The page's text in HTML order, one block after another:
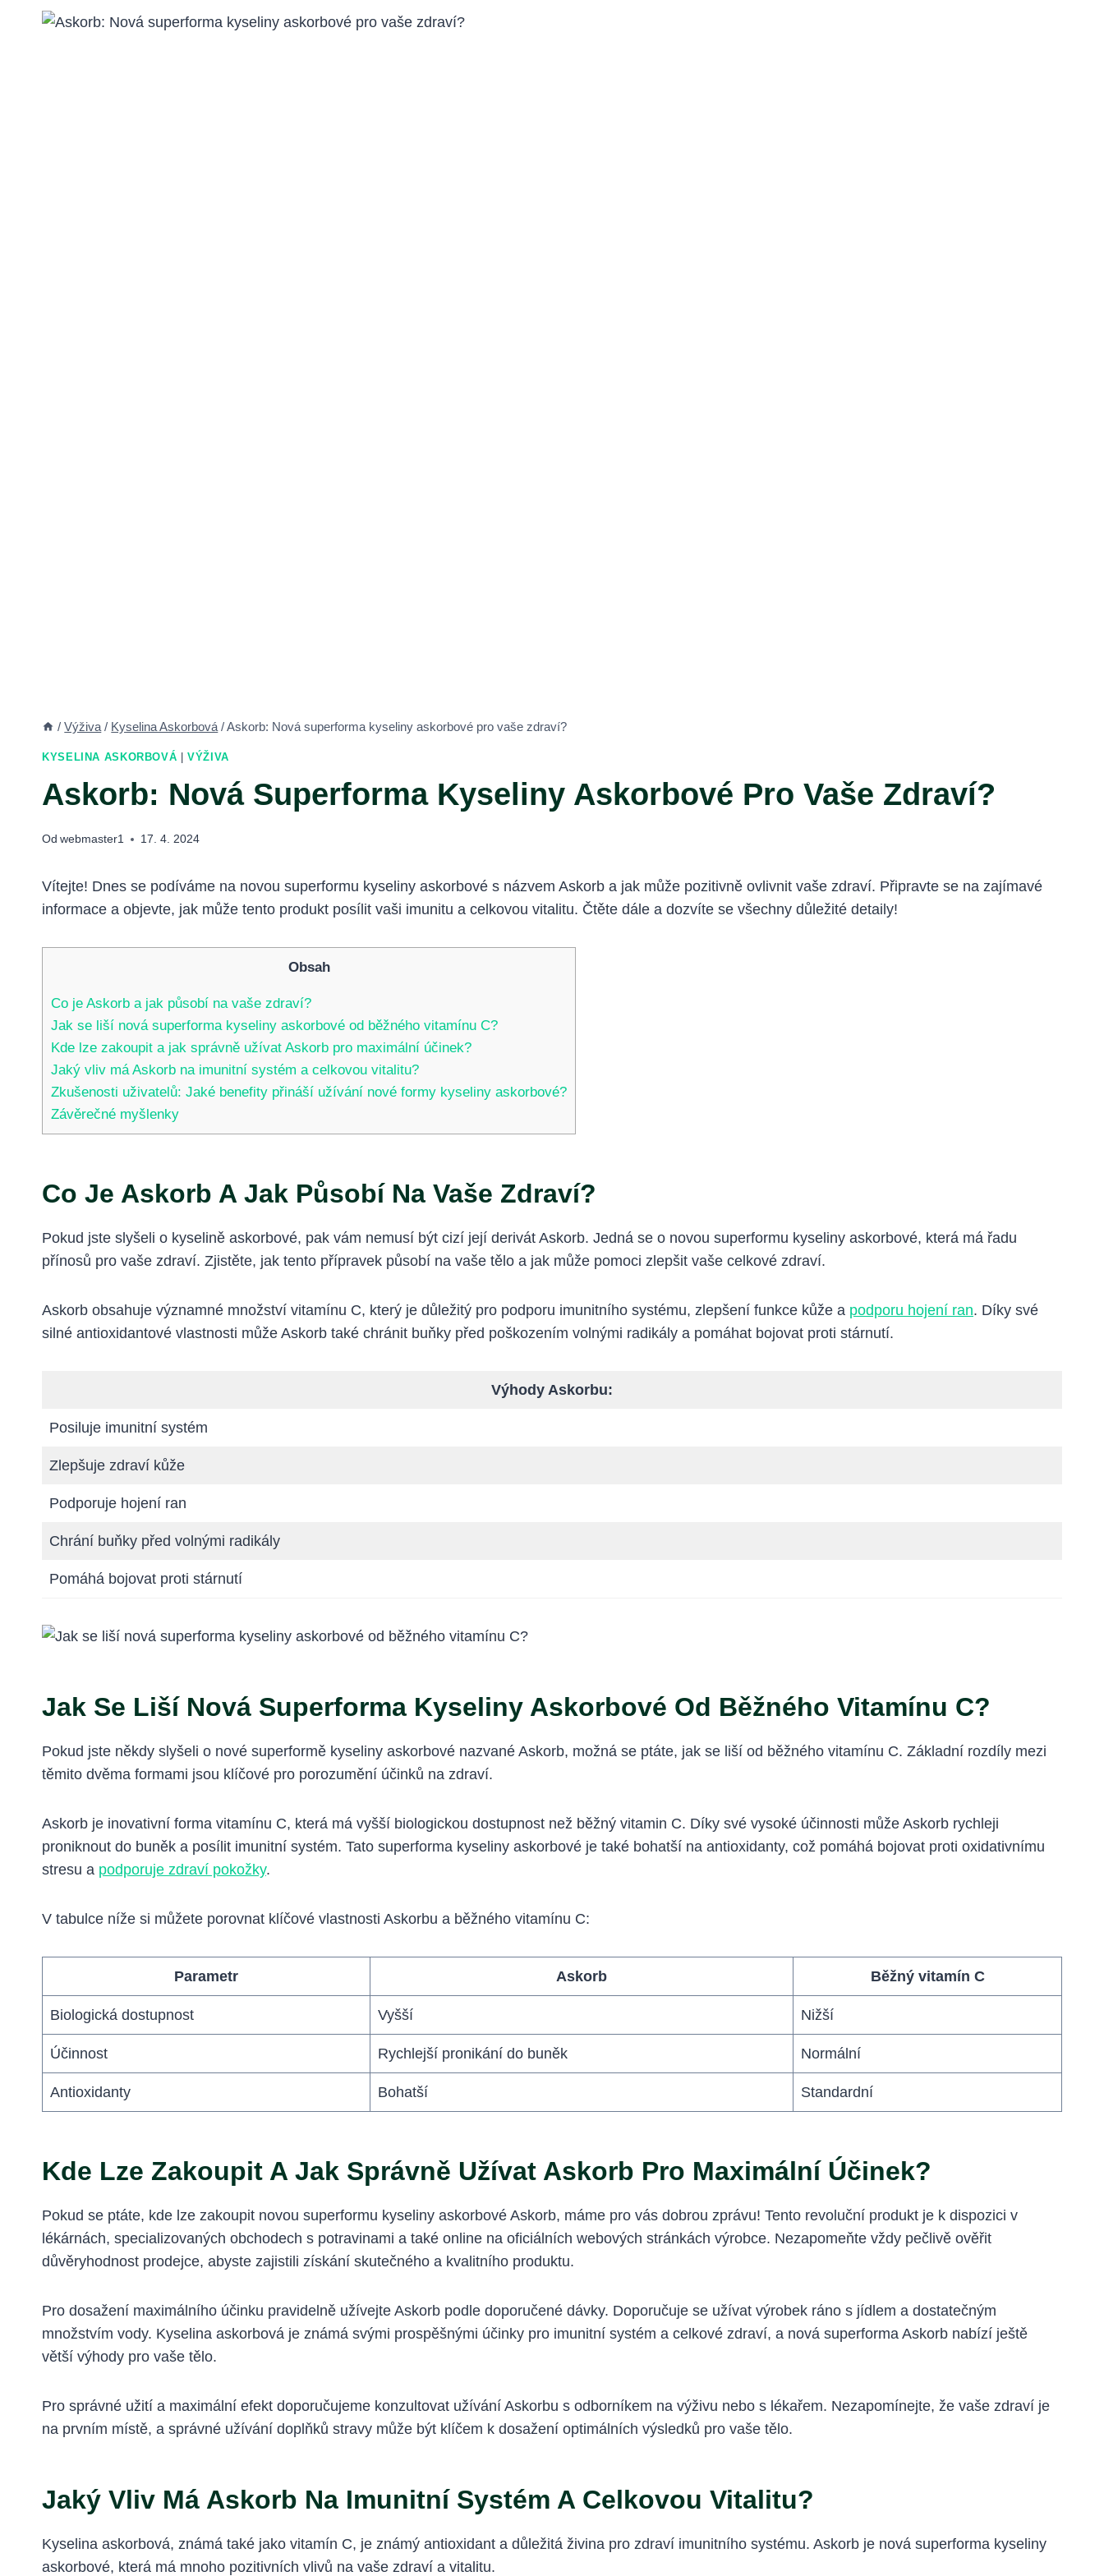
/ Výživa / Kyselina Askorbová /Askorb: Nová superforma kyseliny askorbové pro vaše zdraví?
KYSELINA ASKORBOVÁ |VÝŽIVA
Askorb: Nová Superforma Kyseliny Askorbové Pro Vaše Zdraví?
Od webmaster1 17. 4. 2024
Vítejte! Dnes se podíváme na novou superformu kyseliny askorbové s názvem Askorb a jak může pozitivně ovlivnit vaše zdraví. Připravte se na zajímavé
informace a objevte, jak může tento produkt posílit vaši imunitu a celkovou vitalitu. Čtěte dále a dozvíte se všechny důležité detaily!
Obsah
Co je Askorb a jak působí na vaše zdraví?
Jak se liší nová superforma kyseliny askorbové od běžného vitamínu C?
Kde lze zakoupit a jak správně užívat Askorb pro maximální účinek?
Jaký vliv má Askorb na imunitní systém a celkovou vitalitu?
Zkušenosti uživatelů: Jaké benefity přináší užívání nové formy kyseliny askorbové?
Závěrečné myšlenky
Co Je Askorb A Jak Působí Na Vaše Zdraví?
Pokud jste slyšeli o kyselině askorbové, pak vám nemusí být cizí její derivát Askorb. Jedná se o novou superformu kyseliny askorbové, která má řadu
přínosů pro vaše zdraví. Zjistěte, jak tento přípravek působí na vaše tělo a jak může pomoci zlepšit vaše celkové zdraví.
Askorb obsahuje významné množství vitamínu C, který je důležitý pro podporu imunitního systému, zlepšení funkce kůže a podporu hojení ran. Díky své
silné antioxidantové vlastnosti může Askorb také chránit buňky před poškozením volnými radikály a pomáhat bojovat proti stárnutí.
Výhody Askorbu:
Posiluje imunitní systém
Zlepšuje zdraví kůže
Podporuje hojení ran
Chrání buňky před volnými radikály
Pomáhá bojovat proti stárnutí
Jak Se Liší Nová Superforma Kyseliny Askorbové Od Běžného Vitamínu C?
Pokud jste někdy slyšeli o nové superformě kyseliny askorbové nazvané Askorb, možná se ptáte, jak se liší od běžného vitamínu C. Základní rozdíly mezi
těmito dvěma formami jsou klíčové pro porozumění účinků na zdraví.
Askorb je inovativní forma vitamínu C, která má vyšší biologickou dostupnost než běžný vitamin C. Díky své vysoké účinnosti může Askorb rychleji
proniknout do buněk a posílit imunitní systém. Tato superforma kyseliny askorbové je také bohatší na antioxidanty, což pomáhá bojovat proti oxidativnímu
stresu a podporuje zdraví pokožky.
V tabulce níže si můžete porovnat klíčové vlastnosti Askorbu a běžného vitamínu C:
Parametr Askorb Běžný vitamín C
Biologická dostupnost Vyšší Nižší
Účinnost Rychlejší pronikání do buněk Normální
Antioxidanty Bohatší Standardní
Kde Lze Zakoupit A Jak Správně Užívat Askorb Pro Maximální Účinek?
Pokud se ptáte, kde lze zakoupit novou superformu kyseliny askorbové Askorb, máme pro vás dobrou zprávu! Tento revoluční produkt je k dispozici v
lékárnách, specializovaných obchodech s potravinami a také online na oficiálních webových stránkách výrobce. Nezapomeňte vždy pečlivě ověřit
důvěryhodnost prodejce, abyste zajistili získání skutečného a kvalitního produktu.
Pro dosažení maximálního účinku pravidelně užívejte Askorb podle doporučené dávky. Doporučuje se užívat výrobek ráno s jídlem a dostatečným
množstvím vody. Kyselina askorbová je známá svými prospěšnými účinky pro imunitní systém a celkové zdraví, a nová superforma Askorb nabízí ještě
větší výhody pro vaše tělo.
Pro správné užití a maximální efekt doporučujeme konzultovat užívání Askorbu s odborníkem na výživu nebo s lékařem. Nezapomínejte, že vaše zdraví je
na prvním místě, a správné užívání doplňků stravy může být klíčem k dosažení optimálních výsledků pro vaše tělo.
Jaký Vliv Má Askorb Na Imunitní Systém A Celkovou Vitalitu?
Kyselina askorbová, známá také jako vitamín C, je známý antioxidant a důležitá živina pro zdraví imunitního systému. Askorb je nová superforma kyseliny
askorbové, která má mnoho pozitivních vlivů na vaše zdraví a vitalitu.